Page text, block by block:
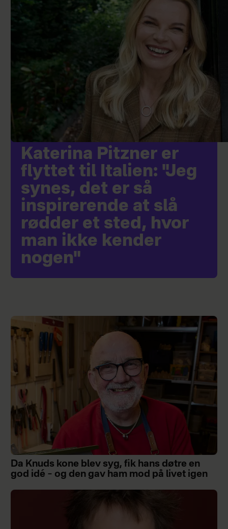
Katerina Pitzner er
flyttet til Italien: "Jeg
synes, det er så
inspirerende at slå
rødder et sted, hvor
man ikke kender
nogen"
Da Knuds kone blev syg, fik hans døtre en
god idé – og den gav ham mod på livet igen